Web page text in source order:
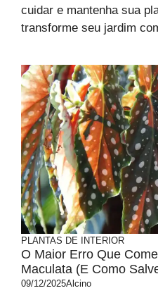
cuidar e mantenha sua
transforme seu jardim
PLANTAS DE INTERIOR
O Maior Erro Que
Maculata (e Como
09/12/2025Alcino